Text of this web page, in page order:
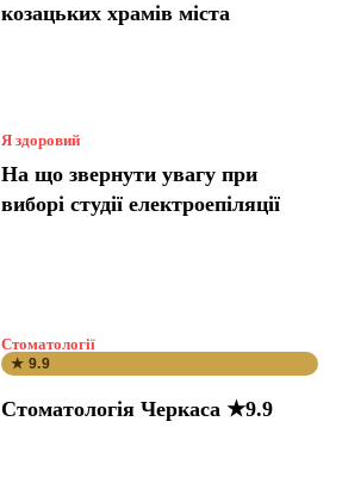
козацьких храмів міста
Я здоровий
На що звернути увагу при
виборі студії електроепіляції
Стоматології
★ 9.9
Стоматологія Черкаса ★9.9